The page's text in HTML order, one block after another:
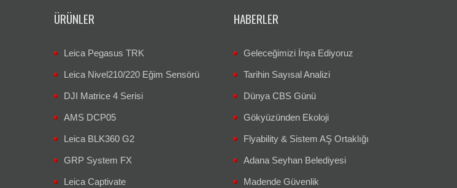
ÜRÜNLER
Leica Pegasus TRK
Leica Nivel210/220 Eğim Sensörü
DJI Matrice 4 Serisi
AMS DCP05
Leica BLK360 G2
GRP System FX
Leica Captivate
HABERLER
Geleceğimizi İnşa Ediyoruz
Tarihin Sayısal Analizi
Dünya CBS Günü
Gökyüzünden Ekoloji
Flyability & Sistem AŞ Ortaklığı
Adana Seyhan Belediyesi
Madende Güvenlik